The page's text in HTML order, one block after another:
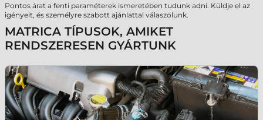
Pontos árat a fenti paraméterek ismeretében tudunk adni. Küldje el az
igényeit, és személyre szabott ajánlattal válaszolunk.
MATRICA TÍPUSOK, AMIKET
RENDSZERESEN GYÁRTUNK